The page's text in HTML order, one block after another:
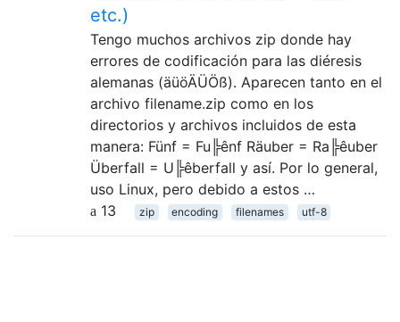
etc.)
Tengo muchos archivos zip donde hay
errores de codificación para las diéresis
alemanas (äüöÄÜÖß). Aparecen tanto en el
archivo filename.zip como en los
directorios y archivos incluidos de esta
manera: Fünf = Fu╠ênf Räuber = Ra╠êuber
Überfall = U╠êberfall y así. Por lo general,
uso Linux, pero debido a estos …
13
zip encoding filenames utf-8